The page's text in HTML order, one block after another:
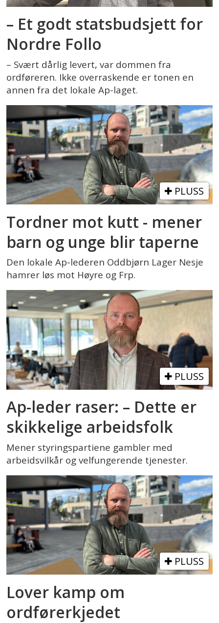
– Et godt statsbudsjett for
Nordre Follo
– Svært dårlig levert, var dommen fra
ordføreren. Ikke overraskende er tonen en
annen fra det lokale Ap-laget.
PLUSS
Tordner mot kutt - mener
barn og unge blir taperne
Den lokale Ap-lederen Oddbjørn Lager Nesje
hamrer løs mot Høyre og Frp.
PLUSS
Ap-leder raser: – Dette er
skikkelige arbeidsfolk
Mener styringspartiene gambler med
arbeidsvilkår og velfungerende tjenester.
PLUSS
Lover kamp om
ordførerkjedet